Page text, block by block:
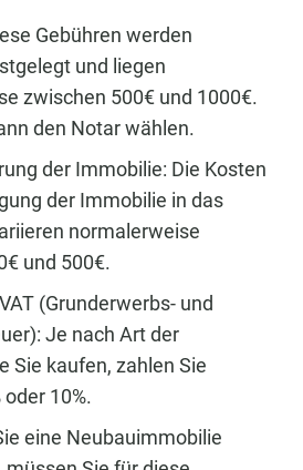
Gebühren werden
und liegen
zwischen 500€ und 1000€.
den Notar wählen.
der Immobilie: Die Kosten
der Immobilie in das
normalerweise
und 500€.
(Grunderwerbs- und
Je nach Art der
Sie kaufen, zahlen Sie
10%.
eine Neubauimmobilie